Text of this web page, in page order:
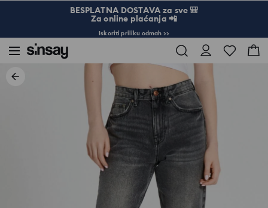
BESPLATNA DOSTAVA za sve 🎒
Za online plaćanja 📲
Iskoriti priliku odmah >>